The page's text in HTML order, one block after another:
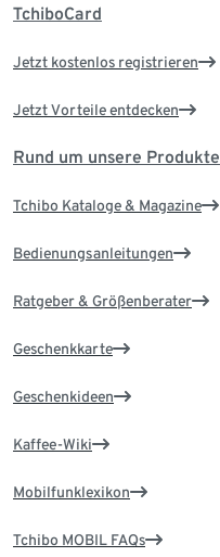
TchiboCard
Jetzt kostenlos registrieren
Jetzt Vorteile entdecken
Rund um unsere Produkte
Tchibo Kataloge & Magazine
Bedienungsanleitungen
Ratgeber & Größenberater
Geschenkkarte
Geschenkideen
Kaffee-Wiki
Mobilfunklexikon
Tchibo MOBIL FAQs